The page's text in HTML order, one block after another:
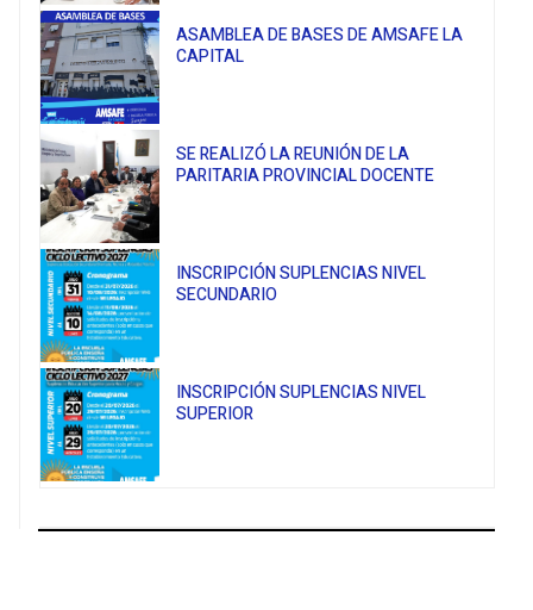
ASAMBLEA DE BASES DE AMSAFE LA
CAPITAL
SE REALIZÓ LA REUNIÓN DE LA
PARITARIA PROVINCIAL DOCENTE
INSCRIPCIÓN SUPLENCIAS NIVEL
SECUNDARIO
INSCRIPCIÓN SUPLENCIAS NIVEL
SUPERIOR